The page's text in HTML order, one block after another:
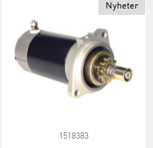
Nyheter
1518383